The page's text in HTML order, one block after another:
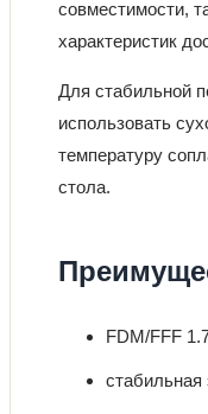
совместимости,
характеристик
Для стабильной
использовать
температуру
стола.
FDM/FFF
стабильная